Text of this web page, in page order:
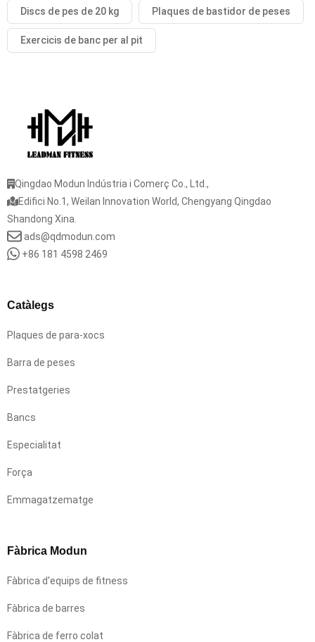
Discs de pes de 20 kg Plaques de bastidor de peses
Exercicis de banc per al pit
Qingdao Modun Indústria i Comerç Co., Ltd.,
Edifici No.1, Weilan Innovation World, Chengyang Qingdao
Shandong Xina.
ads@qdmodun.com
+86 181 4598 2469
Catàlegs
Plaques de para-xocs
Barra de peses
Prestatgeries
Bancs
Especialitat
Força
Emmagatzematge
Fàbrica Modun
Fàbrica d'equips de fitness
Fàbrica de barres
Fàbrica de ferro colat